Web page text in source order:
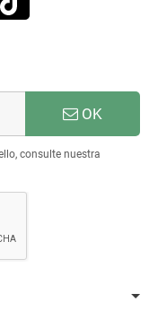
OK
consulte nuestra